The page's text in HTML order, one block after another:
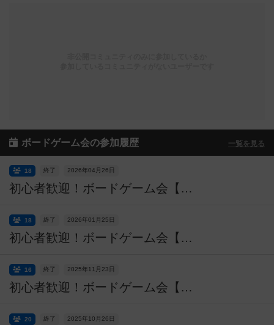
ボードゲーム会の参加履歴 一覧を見る
初心者歓迎！ボードゲーム会【名古屋駅周辺】
終了 2026年04月26日
18
初心者歓迎！ボードゲーム会【名古屋駅周辺】
終了 2026年01月25日
18
初心者歓迎！ボードゲーム会【名古屋駅周辺】
終了 2025年11月23日
16
終了 2025年10月26日
20